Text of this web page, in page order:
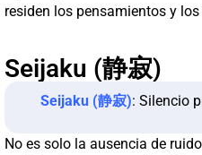
residen los pensamientos y
Seijaku (静寂)
Seijaku (静寂): Silencio
No es solo la ausencia de